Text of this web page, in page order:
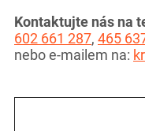
Kontaktujte nás na
602 661 287, 465
nebo e-mailem na: